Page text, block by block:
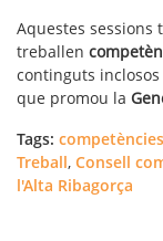
Aquestes
treballen
continguts inclosos
que promou la
Tags:
Treball, Consell
l'Alta Ribagorça